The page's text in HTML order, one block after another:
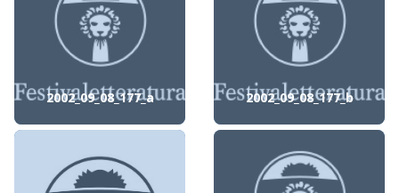
2002_09_08_177_a 2002_09_08_177_b